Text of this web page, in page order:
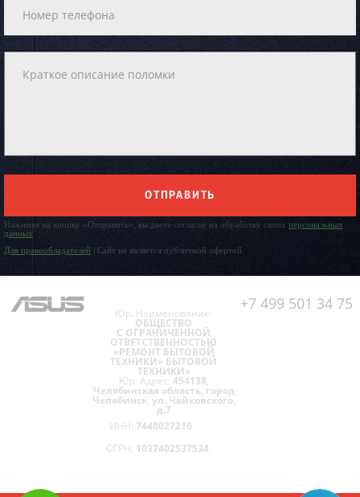
ОТПРАВИТЬ
Нажимая на кнопку «Отправить», вы даете согласие на обработку своих персональных
данных
Для правообладателей | Сайт не является публичной офертой.
+7 499 501 34 75
Юр. Наименование:
ОБЩЕСТВО
С ОГРАНИЧЕННОЙ
ОТВЕТСТВЕННОСТЬЮ
«РЕМОНТ БЫТОВОЙ
ТЕХНИКИ» БЫТОВОЙ
ТЕХНИКИ»
Юр. Адрес: 454138,
Челябинская область, город
Челябинск, ул. Чайковского,
д.7
ИНН: 7448027216
ОГРН: 1037402537534